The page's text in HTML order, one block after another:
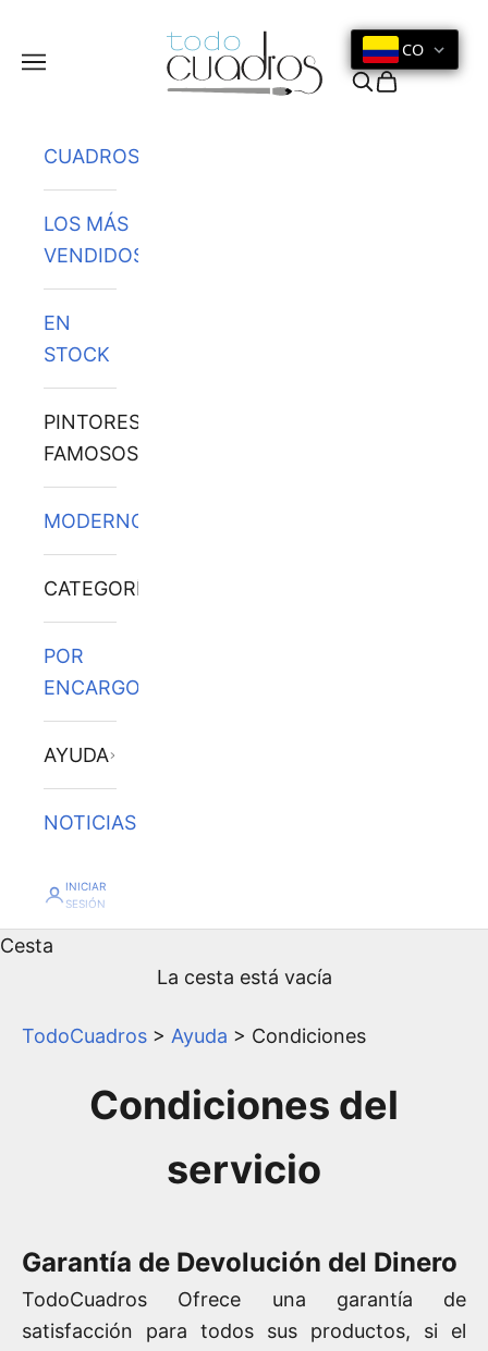
Menú
CO
Buscar
Cesta
CUADROS
LOS MÁS
VENDIDOS
EN
STOCK
PINTORES
FAMOSOS
MODERNOS
CATEGORÍAS
POR
ENCARGO
AYUDA
NOTICIAS
INICIAR
SESIÓN
Cesta
La cesta está vacía
TodoCuadros > Ayuda > Condiciones
Condiciones del
servicio
Garantía de Devolución del Dinero
TodoCuadros Ofrece una garantía de
satisfacción para todos sus productos, si el